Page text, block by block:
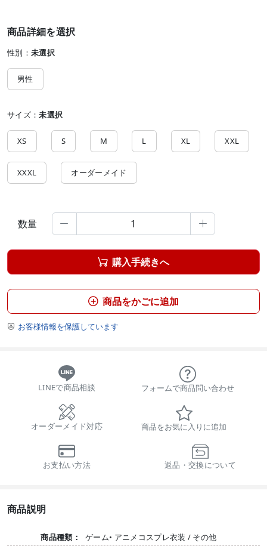
商品詳細を選択
性別： 未選択
男性
サイズ：未選択
XS S M L XL XXL
XXXL オーダーメイド
数量  
 購入手続きへ
 商品をかごに追加
 お客様情報を保護しています
LINEで商品相談 フォームで商品問い合わせ
オーダーメイド対応 商品をお気に入りに追加
お支払い方法 返品・交換について
商品説明
商品種類：
ゲーム• アニメコスプレ衣装 / その他